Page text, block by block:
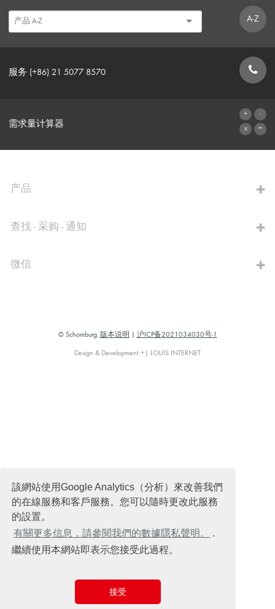
該網站使用Google Analytics（分析）來改善我們
的在線服務和客戶服務。您可以隨時更改此服務
的設置。
有關更多信息，請參閱我們的數據隱私聲明。
.
繼續使用本網站即表示您接受此過程。
接受
A-Z
服务 (+86) 21 5077 8570
需求量计算器
产品
查找 - 采购 - 通知
微信
© Schomburg. 版本说明 沪ICP备2021034030号-1
Design & Development +| LOUIS INTERNET